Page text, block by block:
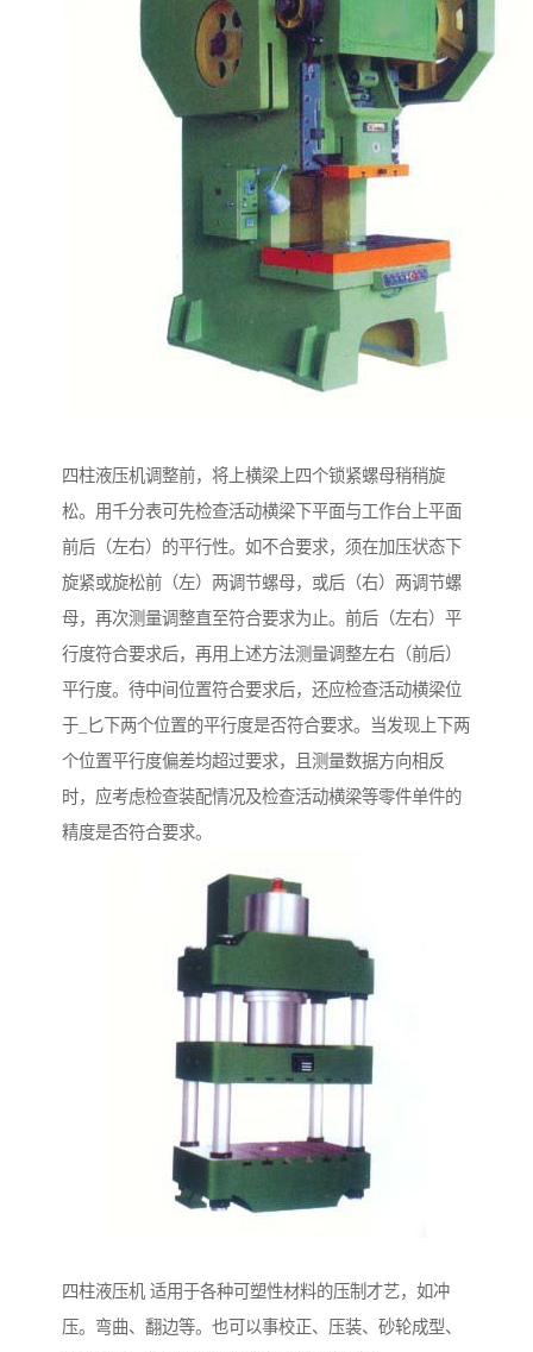
四柱液压机调整前，将上横梁上四个锁紧螺母稍稍旋
松。用千分表可先检查活动横梁下平面与工作台上平面
前后（左右）的平行性。如不合要求，须在加压状态下
旋紧或旋松前（左）两调节螺母，或后（右）两调节螺
母，再次测量调整直至符合要求为止。前后（左右）平
行度符合要求后，再用上述方法测量调整左右（前后）
平行度。待中间位置符合要求后，还应检查活动横梁位
于_匕下两个位置的平行度是否符合要求。当发现上下两
个位置平行度偏差均超过要求，且测量数据方向相反
时，应考虑检查装配情况及检查活动横梁等零件单件的
精度是否符合要求。
四柱液压机 适用于各种可塑性材料的压制才艺，如冲
压。弯曲、翻边等。也可以事校正、压装、砂轮成型、